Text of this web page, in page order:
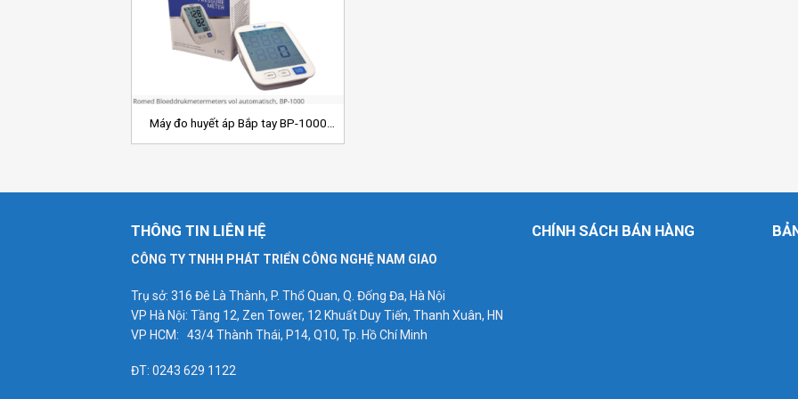
Wishlist
Máy đo huyết áp Bắp tay BP-1000
THÔNG TIN LIÊN HỆ
CÔNG TY TNHH PHÁT TRIỂN CÔNG NGHỆ NAM GIAO
Trụ sở: 316 Đê Là Thành, P. Thổ Quan, Q. Đống Đa, Hà Nội
VP Hà Nội: Tầng 12, Zen Tower, 12 Khuất Duy Tiến, Thanh Xuân, HN
VP HCM: 43/4 Thành Thái, P14, Q10, Tp. Hồ Chí Minh
ĐT: 0243 629 1122
CHÍNH SÁCH BÁN HÀNG